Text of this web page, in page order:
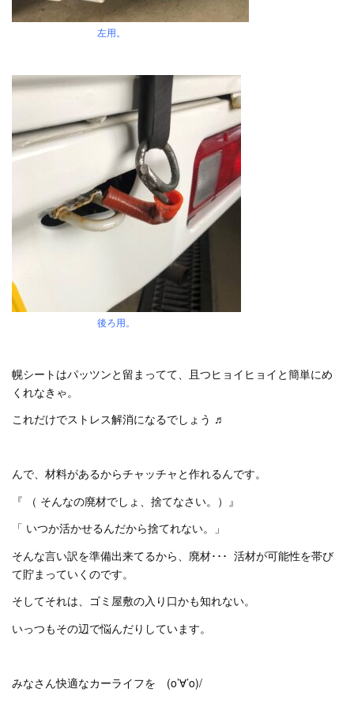
左用。
後ろ用。
幌シートはパッツンと留まってて、且つヒョイヒョイと簡単にめ
くれなきゃ。
これだけでストレス解消になるでしょう ♬
んで、材料があるからチャッチャと作れるんです。
『 （ そんなの廃材でしょ、捨てなさい。）』
「 いつか活かせるんだから捨てれない。」
そんな言い訳を準備出来てるから、廃材･･･ 活材が可能性を帯び
て貯まっていくのです。
そしてそれは、ゴミ屋敷の入り口かも知れない。
いっつもその辺で悩んだりしています。
みなさん快適なカーライフを (o’∀’o)/